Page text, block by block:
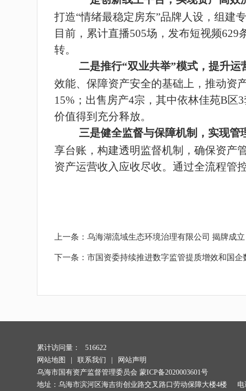
打造“情绪最稳定房东”品牌人设，组建
目前，累计直播505场，发布短视频
转。
二是推行“双业共举”模式，提升运
效能、保障资产安全的基础上，推动资
15%；出售房产4宗，其中依林佳苑B区
价值得到充分释放。
三是健全监督与保障机制，实现管
享台账，构建透明监督机制，确保资产
资产运营收入应收尽收。通过全流程管
上一条： 乌海湖流域生态环境治理有限公司 揭牌成立
下一条： 市国资委持续推进数字监管提质增效和国企
累计访问量：
516622
网站地图
联系我们
网站声明
乌海市国有资产监督管理委员会 蒙ICP备2020003601号
地址：乌海市滨河区海吉街创业路交叉路口劳动保障大楼4楼
电